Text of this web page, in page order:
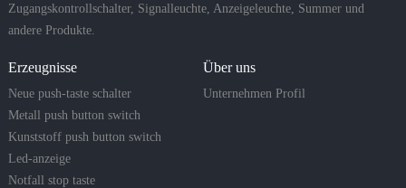
Zugangskontrollschalter, Signalleuchte, Anzeigeleuchte, Summer und
andere Produkte.
Erzeugnisse
Neue push-taste schalter
Metall push button switch
Kunststoff push button switch
Led-anzeige
Notfall stop taste
Über uns
Unternehmen Profil